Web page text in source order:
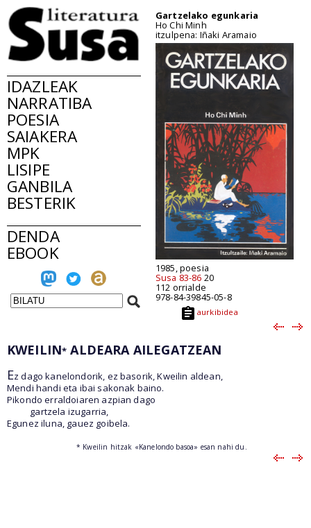
IDAZLEAK
NARRATIBA
POESIA
SAIAKERA
MPK
LISIPE
GANBILA
BESTERIK
DENDA
EBOOK
Gartzelako egunkaria
Ho Chi Minh
itzulpena: Iñaki Aramaio
1985, poesia
Susa 83-86 20
112 orrialde
978-84-39845-05-8
aurkibidea
KWEILIN* ALDEARA AILEGATZEAN
Ez dago kanelondorik, ez basorik, Kweilin aldean,
Mendi handi eta ibai sakonak baino.
Pikondo erraldoiaren azpian dago
gartzela izugarria,
Egunez iluna, gauez goibela.
* Kweilin hitzak «Kanelondo basoa» esan nahi du.